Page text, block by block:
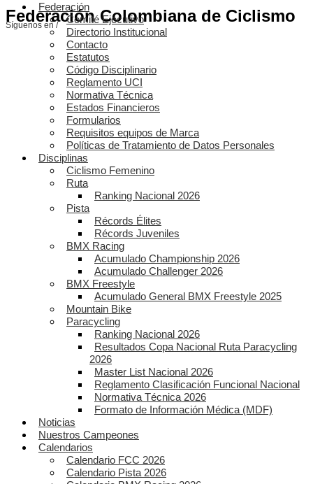
Federación Colombiana de Ciclismo
Síguenos en /
Federación
Comité Ejecutivo
Directorio Institucional
Contacto
Estatutos
Código Disciplinario
Reglamento UCI
Normativa Técnica
Estados Financieros
Formularios
Requisitos equipos de Marca
Políticas de Tratamiento de Datos Personales
Disciplinas
Ciclismo Femenino
Ruta
Ranking Nacional 2026
Pista
Récords Élites
Récords Juveniles
BMX Racing
Acumulado Championship 2026
Acumulado Challenger 2026
BMX Freestyle
Acumulado General BMX Freestyle 2025
Mountain Bike
Paracycling
Ranking Nacional 2026
Resultados Copa Nacional Ruta Paracycling
2026
Master List Nacional 2026
Reglamento Clasificación Funcional Nacional
Normativa Técnica 2026
Formato de Información Médica (MDF)
Noticias
Nuestros Campeones
Calendarios
Calendario FCC 2026
Calendario Pista 2026